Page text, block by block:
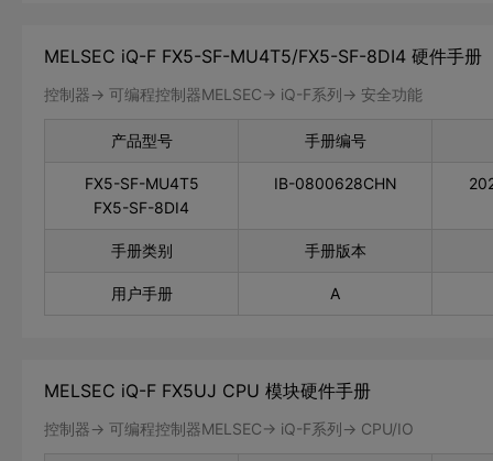
MELSEC iQ-F FX5-SF-MU4T5/FX5-SF-8DI4 硬件手册
控制器-> 可编程控制器MELSEC-> iQ-F系列-> 安全功能
产品型号 手册编号
FX5-SF-MU4T5
FX5-SF-8DI4
IB-0800628CHN
手册类别 手册版本
用户手册 A
MELSEC iQ-F FX5UJ CPU 模块硬件手册
控制器-> 可编程控制器MELSEC-> iQ-F系列-> CPU/IO